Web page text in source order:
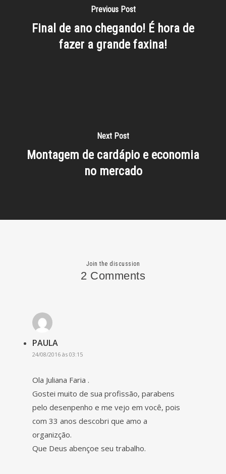
Previous Post
Final de ano chegando! É hora de
fazer a grande faxina!
Next Post
Montagem de cardápio e economia
no mercado
Join the discussion
2 Comments
PAULA
24/08/2016 às 03:15
Ola Juliana Faria .
Gostei muito de sua profissão, parabens
pelo desenpenho e me vejo em você, pois
com 33 anos descobri que amo a
organizção.
Que Deus abençoe seu trabalho.